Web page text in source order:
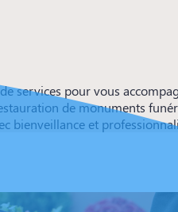
services pour vous
de monuments
bienveillance et